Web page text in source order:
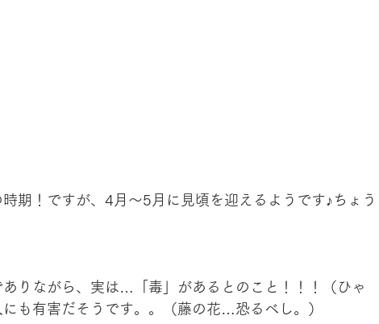
期！ですが、4月～5月に見頃を迎えるようです♪ちょう
ありながら、実は…「毒」があるとのこと！！！（ひゃ
も有害だそうです。。（藤の花…恐るべし。）